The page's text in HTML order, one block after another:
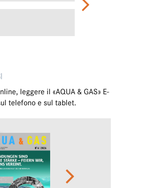
leggere il «AQUA & GAS» E-
telefono e sul tablet.